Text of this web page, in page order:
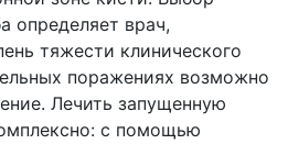
определяет врач,
тяжести клинического
поражениях возможно
Лечить запущенную
с помощью